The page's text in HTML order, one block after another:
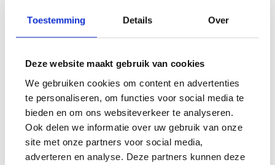
Toestemming Details Over
Deze website maakt gebruik van cookies
We gebruiken cookies om content en advertenties
te personaliseren, om functies voor social media te
bieden en om ons websiteverkeer te analyseren.
Ook delen we informatie over uw gebruik van onze
site met onze partners voor social media,
adverteren en analyse. Deze partners kunnen deze
Photoshoot by: Dario Endara
Met 16 weken hebben we een geslachtsbepalende echo
gedaan, we waren zo benieuwd! Een voorgevoel had ik